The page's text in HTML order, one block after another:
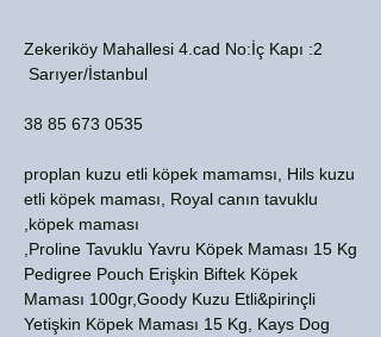
Zekeriköy Mahallesi 4.cad No:İç Kapı :2
Sarıyer/İstanbul
0535 673 85 38
proplan kuzu etli köpek mamamsı, Hils kuzu
etli köpek maması, Royal canın tavuklu
köpek maması,
Proline Tavuklu Yavru Köpek Maması 15 Kg,
Pedigree Pouch Erişkin Biftek Köpek
Maması 100gr,Goody Kuzu Etli&pirinçli
Yetişkin Köpek Maması 15 Kg, Kays Dog